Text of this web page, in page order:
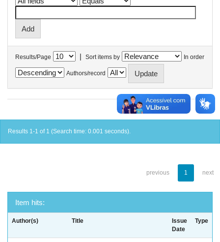
Results/Page | Sort items by In order
Authors/record
Results 1-1 of 1 (Search time: 0.001 seconds).
previous 1 next
Item hits:
Author(s) Title
Issue
Date
Type